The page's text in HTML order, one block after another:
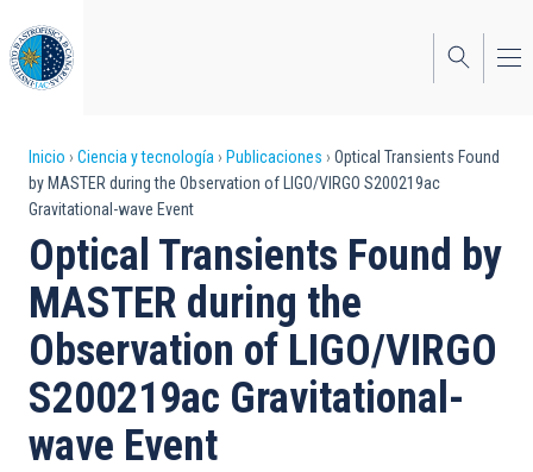
al
contenido
principal
Sobrescribir
enlaces
de
ayuda
a
la
navegación
Inicio Ciencia y tecnología Publicaciones
Optical Transients Found
by MASTER during the Observation of LIGO/VIRGO S200219ac
Gravitational-wave Event
Optical Transients Found by
MASTER during the
Observation of LIGO/VIRGO
S200219ac Gravitational-
wave Event